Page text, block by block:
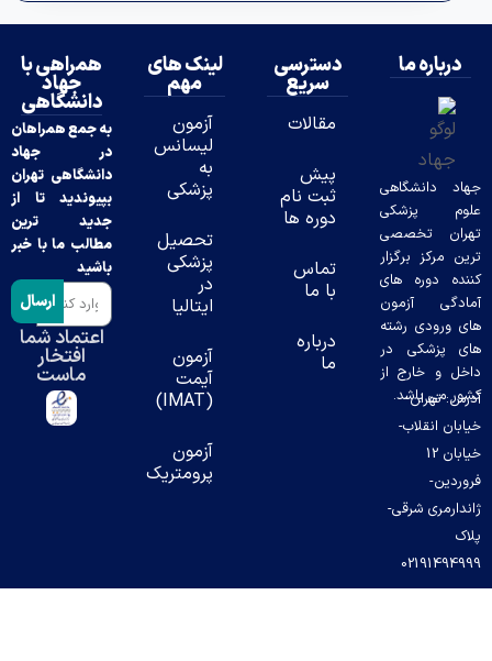
درباره ما
جهاد دانشگاهی
علوم پزشکی
تهران تخصصی
ترین مرکز برگزار
کننده دوره های
آمادگی آزمون
های ورودی رشته
های پزشکی در
داخل و خارج از
کشور می باشد.
آدرس: تهران-
خیابان انقلاب-
خیابان 12
فروردین-
ژاندارمری شرقی-
پلاک
02191494999
دسترسی
سریع
مقالات
پیش
ثبت نام
دوره ها
تماس
با ما
درباره
ما
لینک های
مهم
آزمون
لیسانس
به
پزشکی
تحصیل
پزشکی
در
ایتالیا
آزمون
آیمت
آزمون
پرومتریک
همراهی با
جهاد
دانشگاهی
به جمع همراهان
در جهاد
دانشگاهی تهران
بپیوندید تا از
جدید ترین
مطالب ما با خبر
باشید
ارسال
اعتماد شما
افتخار
ماست